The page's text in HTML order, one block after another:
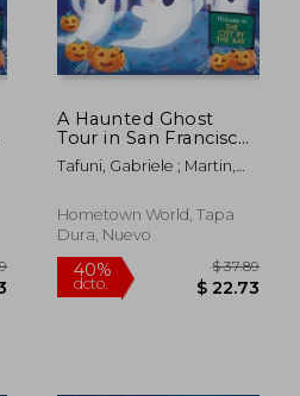
A Haunted Ghost
Tour in San Francisco
(en Inglés)
Tafuni, Gabriele ; Martin,
Hometown World, Tapa
Dura, Nuevo